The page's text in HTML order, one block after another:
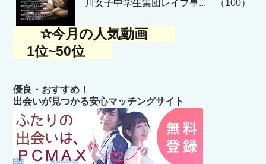
川女子中学生集団レイプ事... （100）
✰今月の人気動画
1位~50位
優良・おすすめ！
出会いが見つかる安心マッチングサイト